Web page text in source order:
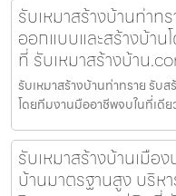
รับเหมาสร้างบ้านท่าท
ออกแบบและสร้างบ้า
ที่ รับเหมาสร้างบ้าน
รับเหมาสร้างบ้านท่าทราย รับ
โดยทีมงานมืออาชีพจบในที่เดี
รับเหมาสร้างบ้านเมื
บ้านมาตรฐานสูง บริห